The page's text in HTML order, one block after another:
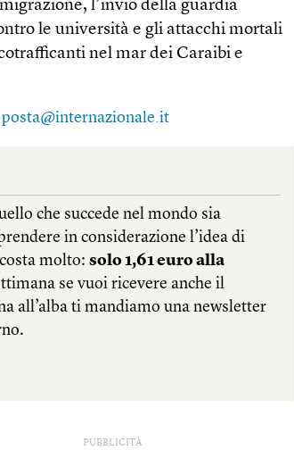
l’invio della guardia
le università e gli attacchi mortali
nel mar dei Caraibi e
posta@internazionale.it
PUBBLICITÀ